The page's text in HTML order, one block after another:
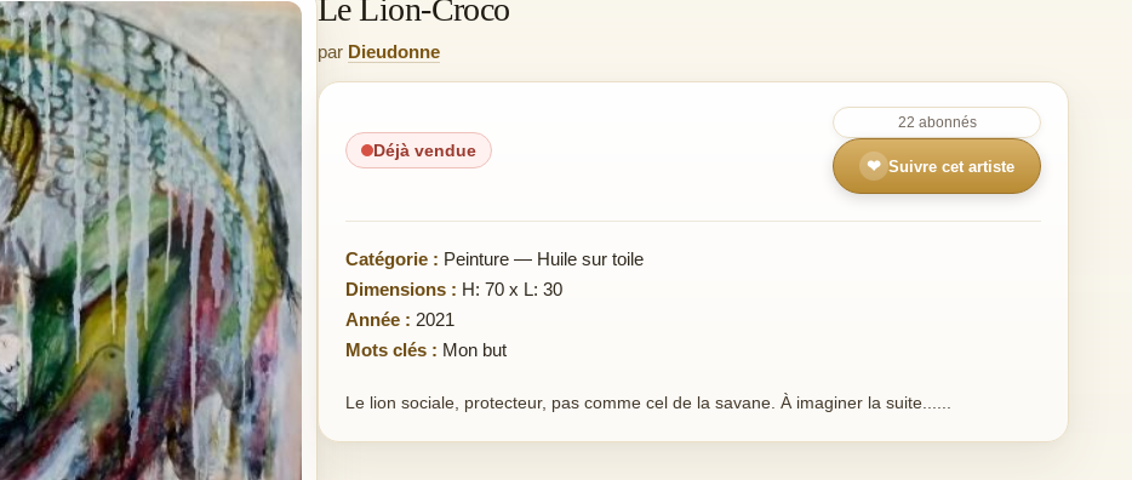
Le Lion-Croco
par Dieudonne
Déjà vendue
22 abonnés
❤ Suivre cet artiste
Catégorie : Peinture — Huile sur toile
Dimensions : H: 70 x L: 30
Année : 2021
Mots clés : Mon but
Le lion sociale, protecteur, pas comme cel de la savane. À imaginer la suite......